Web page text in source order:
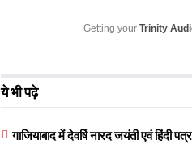
Getting your Trinity
ये भी पढ़े
गाजियाबाद में देवर्षि नारद जयंती एवं हिंदी